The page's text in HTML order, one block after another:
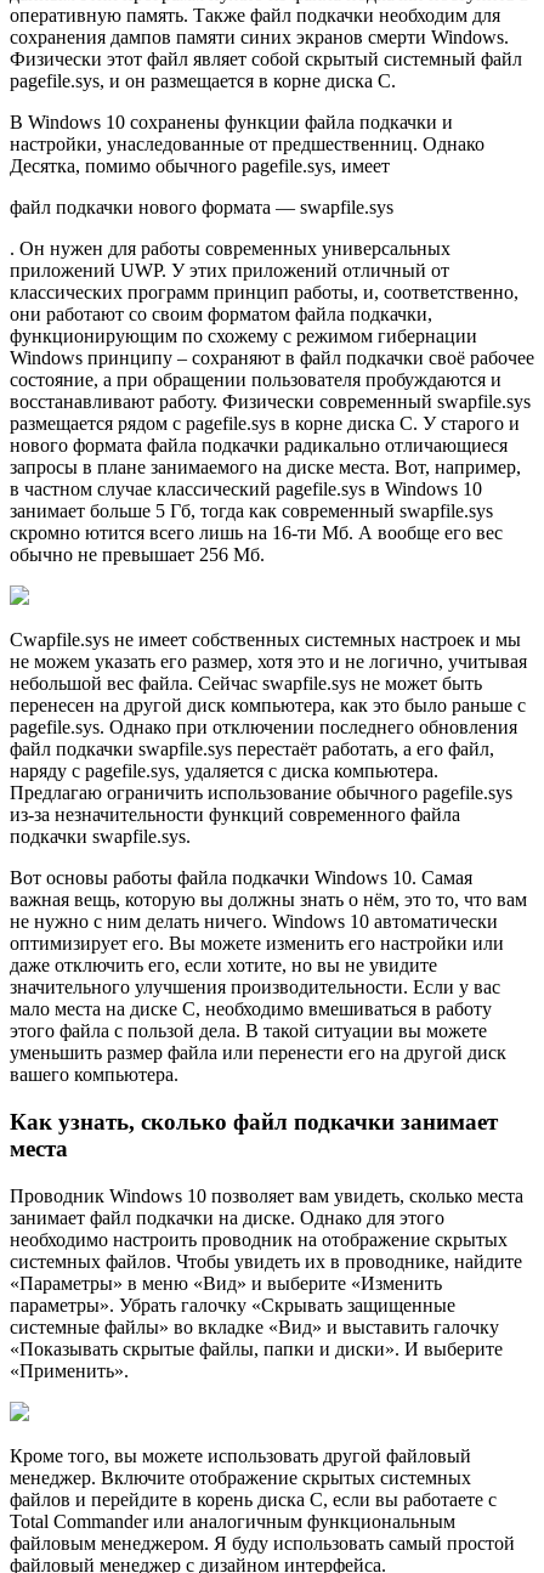
оперативную память. Также файл подкачки необходим для
сохранения дампов памяти синих экранов смерти Windows.
Физически этот файл являет собой скрытый системный файл
pagefile.sys, и он размещается в корне диска С.
В Windows 10 сохранены функции файла подкачки и
настройки, унаследованные от предшественниц. Однако
Десятка, помимо обычного pagefile.sys, имеет
файл подкачки нового формата — swapfile.sys
. Он нужен для работы современных универсальных
приложений UWP. У этих приложений отличный от
классических программ принцип работы, и, соответственно,
они работают со своим форматом файла подкачки,
функционирующим по схожему с режимом гибернации
Windows принципу – сохраняют в файл подкачки своё рабочее
состояние, а при обращении пользователя пробуждаются и
восстанавливают работу. Физически современный swapfile.sys
размещается рядом с pagefile.sys в корне диска С. У старого и
нового формата файла подкачки радикально отличающиеся
запросы в плане занимаемого на диске места. Вот, например,
в частном случае классический pagefile.sys в Windows 10
занимает больше 5 Гб, тогда как современный swapfile.sys
скромно ютится всего лишь на 16-ти Мб. А вообще его вес
обычно не превышает 256 Мб.
Сwapfile.sys не имеет собственных системных настроек и мы
не можем указать его размер, хотя это и не логично, учитывая
небольшой вес файла. Сейчас swapfile.sys не может быть
перенесен на другой диск компьютера, как это было раньше с
pagefile.sys. Однако при отключении последнего обновления
файл подкачки swapfile.sys перестаёт работать, а его файл,
наряду с pagefile.sys, удаляется с диска компьютера.
Предлагаю ограничить использование обычного pagefile.sys
из-за незначительности функций современного файла
подкачки swapfile.sys.
Вот основы работы файла подкачки Windows 10. Самая
важная вещь, которую вы должны знать о нём, это то, что вам
не нужно с ним делать ничего. Windows 10 автоматически
оптимизирует его. Вы можете изменить его настройки или
даже отключить его, если хотите, но вы не увидите
значительного улучшения производительности. Если у вас
мало места на диске С, необходимо вмешиваться в работу
этого файла с пользой дела. В такой ситуации вы можете
уменьшить размер файла или перенести его на другой диск
вашего компьютера.
Как узнать, сколько файл подкачки занимает
места
Проводник Windows 10 позволяет вам увидеть, сколько места
занимает файл подкачки на диске. Однако для этого
необходимо настроить проводник на отображение скрытых
системных файлов. Чтобы увидеть их в проводнике, найдите
«Параметры» в меню «Вид» и выберите «Изменить
параметры». Убрать галочку «Скрывать защищенные
системные файлы» во вкладке «Вид» и выставить галочку
«Показывать скрытые файлы, папки и диски». И выберите
«Применить».
Кроме того, вы можете использовать другой файловый
менеджер. Включите отображение скрытых системных
файлов и перейдите в корень диска С, если вы работаете с
Total Commander или аналогичным функциональным
файловым менеджером. Я буду использовать самый простой
файловый менеджер с дизайном интерфейса.